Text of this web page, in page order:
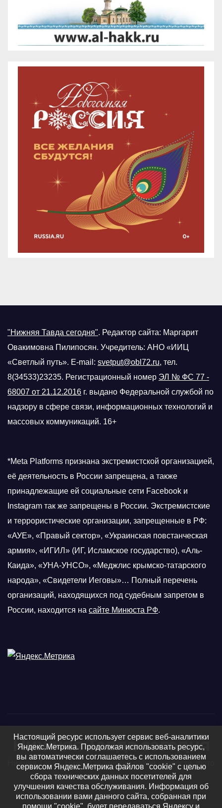
"Нижняя Тавда сегодня". Редактор сайта: Маргарит
Овакимовна Пилипосян. Учредитель: АНО «ИИЦ
«Светлый путь». E-mail: svetput@obl72.ru, тел.
8(34533)23235. Регистрационный номер ЭЛ № ФС 77 -
68007 от 21.12.2016 г. выдано Федеральной службой по
надзору в сфере связи, информационных технологий и
массовых коммуникаций. 16+
*Meta Platforms признана экстремистской организацией,
её деятельность в России запрещена, а также
принадлежащие ей социальные сети Facebook и
Instagram так же запрещены в России. Экстремистские
и террористические организации, запрещенные в РФ:
«АУЕ», «Правый сектор», «Украинская повстанческая
армия», «ИГИЛ» (ИГ, Исламское государство), «Аль-
Каида», «УНА-УНСО», «Меджлис крымско-татарского
народа», «Свидетели Иеговы»… Полный перечень
организаций, находящихся под судебным запретом в
России, находится на сайте Минюста РФ.
Нижняя Тавда сегодня
Нижняя Тавда, Нижнетавдинский район - новости, фото
и видео
Настоящий ресурс использует сервис веб-аналитики
Яндекс.Метрика. Продолжая использовать ресурс,
вы автоматически соглашаетесь с использованием
сервисом Яндекс.Метрика файлов "cookie" с целью
сбора технических данных посетителей для
улучшения качества обслуживания. Информация об
использовании вами данного сайта, собранная при
помощи "cookie", будет передаваться Яндексу и